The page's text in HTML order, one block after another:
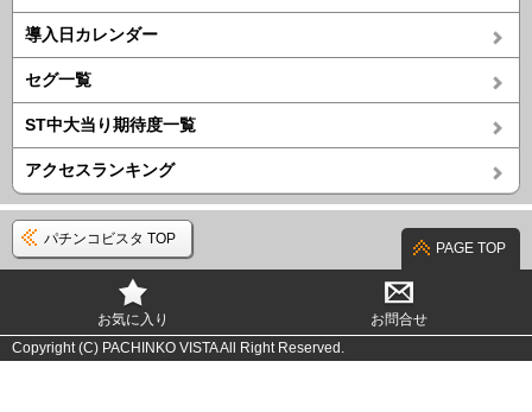
導入日カレンダー
セグ一覧
ST中大当り期待度一覧
アクセスランキング
パチンコビスタ TOP
PAGE TOP
お気に入り
お問合せ
Copyright (C) PACHINKO VISTA All Right Reserved.